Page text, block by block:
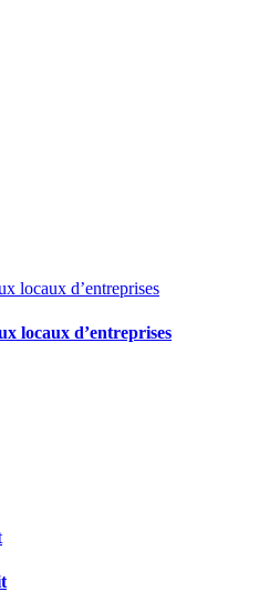
locaux d’entreprises